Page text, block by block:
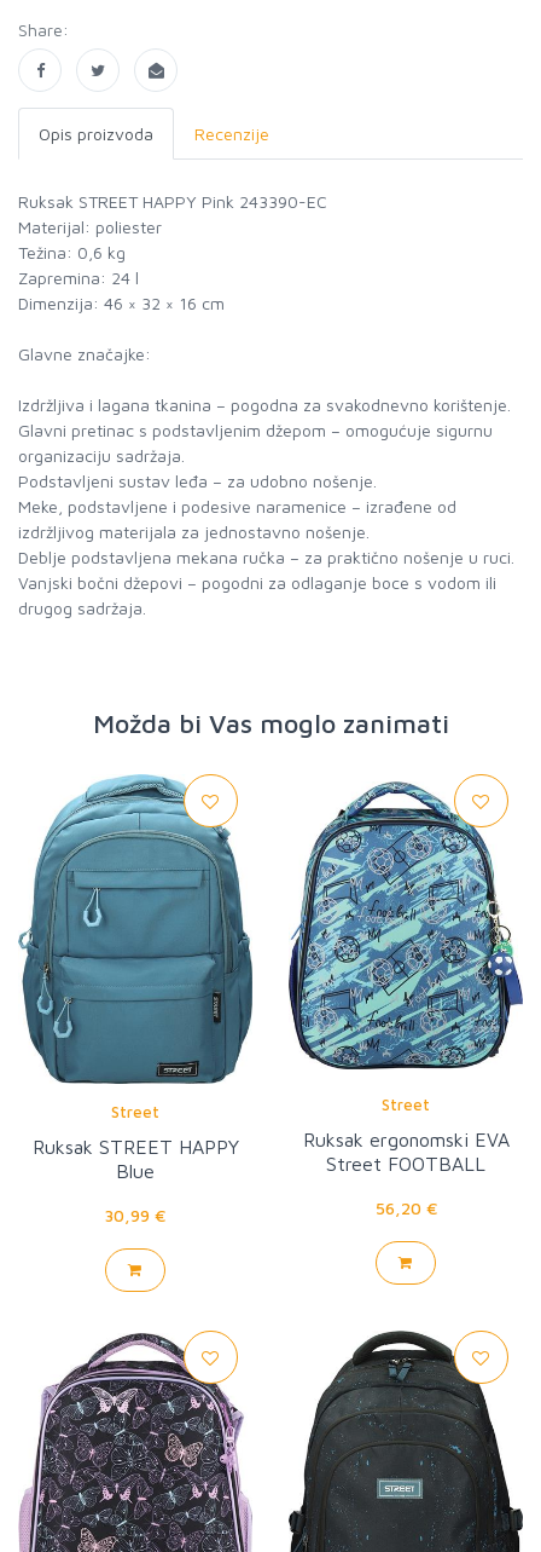
Share:
Opis proizvoda Recenzije
Ruksak STREET HAPPY Pink 243390-EC
Materijal: poliester
Težina: 0,6 kg
Zapremina: 24 l
Dimenzija: 46 × 32 × 16 cm
Glavne značajke:
Izdržljiva i lagana tkanina – pogodna za svakodnevno korištenje.
Glavni pretinac s podstavljenim džepom – omogućuje sigurnu
organizaciju sadržaja.
Podstavljeni sustav leđa – za udobno nošenje.
Meke, podstavljene i podesive naramenice – izrađene od
izdržljivog materijala za jednostavno nošenje.
Deblje podstavljena mekana ručka – za praktično nošenje u ruci.
Vanjski bočni džepovi – pogodni za odlaganje boce s vodom ili
drugog sadržaja.
Možda bi Vas moglo zanimati
Street
Ruksak STREET HAPPY
Blue
30,99 €
Street
Ruksak ergonomski EVA
Street FOOTBALL
56,20 €